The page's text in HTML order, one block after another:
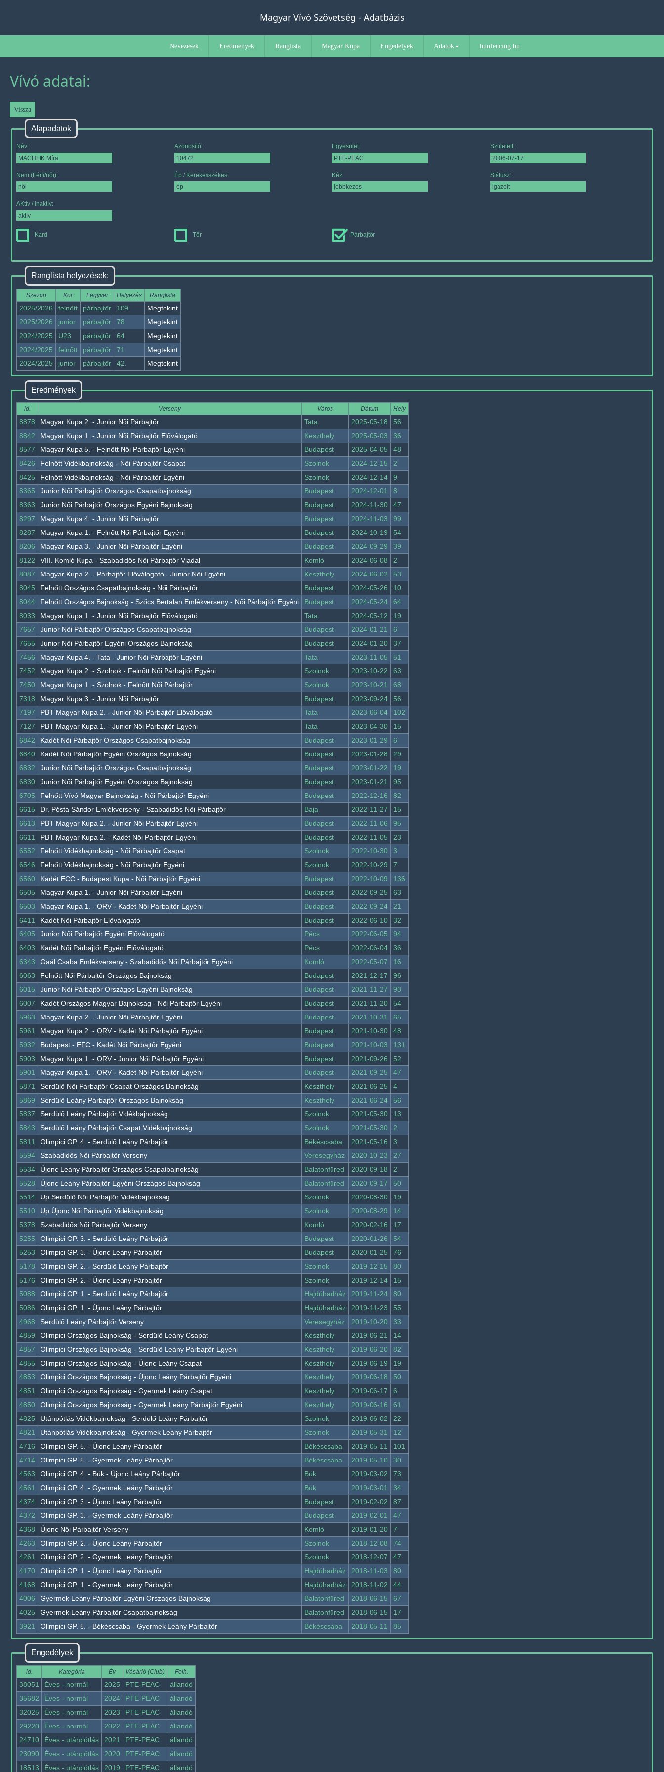
Magyar Vívó Szövetség - Adatbázis
Nevezések Eredmények Ranglista Magyar Kupa Engedélyek Adatok hunfencing.hu
Vívó adatai:
Alapadatok
Név: Azonosító: Egyesület: Született:
Nem (Férfi/női): Ép / Kerekesszékes: Kéz: Státusz:
AKtív / inaktív:
Kard Tőr Párbajtőr
Ranglista helyezések:
Szezon Kor Fegyver Helyezés Ranglista
2025/2026 felnőtt párbajtőr 109.
Megtekint
2025/2026
junior párbajtőr 78.
Megtekint
2024/2025
U23 párbajtőr 64.
Megtekint
2024/2025
felnőtt párbajtőr 71.
Megtekint
2024/2025
junior párbajtőr 42. Megtekint
Eredmények
id. Verseny Város Dátum Hely
8878 Magyar Kupa 2. - Junior Női Párbajtőr Tata 2025-05-18
56
8842
Magyar Kupa 1. - Junior Női Párbajtőr Előválogató Keszthely 2025-05-03
36
8577
Magyar Kupa 5. - Felnőtt Női Párbajtőr Egyéni Budapest 2025-04-05
48
8426
Felnőtt Vidékbajnokság - Női Párbajtőr Csapat Szolnok 2024-12-15
2
8425
Felnőtt Vidékbajnokság - Női Párbajtőr Egyéni Szolnok 2024-12-14
9
8365
Junior Női Párbajtőr Országos Csapatbajnokság Budapest 2024-12-01
8
8363
Junior Női Párbajtőr Országos Egyéni Bajnokság Budapest 2024-11-30
47
8297
Magyar Kupa 4. - Junior Női Párbajtőr Budapest 2024-11-03
99
8287
Magyar Kupa 1. - Felnőtt Női Párbajtőr Egyéni Budapest 2024-10-19
54
8206
Magyar Kupa 3. - Junior Női Párbajtőr Egyéni Budapest 2024-09-29
39
8122
VIII. Komló Kupa - Szabadidős Női Párbajtőr Viadal Komló 2024-06-08
2
8087
Magyar Kupa 2. - Párbajtőr Előválogató - Junior Női Egyéni Keszthely 2024-06-02
53
8045
Felnőtt Országos Csapatbajnokság - Női Párbajtőr Budapest 2024-05-26
10
8044
Felnőtt Országos Bajnokság - Szőcs Bertalan Emlékverseny - Női Párbajtőr Egyéni Budapest 2024-05-24
64
8033
Magyar Kupa 1. - Junior Női Párbajtőr Előválogató Tata 2024-05-12
19
7657
Junior Női Párbajtőr Országos Csapatbajnokság Budapest 2024-01-21
6
7655
Junior Női Párbajtőr Egyéni Országos Bajnokság Budapest 2024-01-20
37
7456
Magyar Kupa 4. - Tata - Junior Női Párbajtőr Egyéni Tata 2023-11-05
51
7452
Magyar Kupa 2. - Szolnok - Felnőtt Női Párbajtőr Egyéni Szolnok 2023-10-22
63
7450
Magyar Kupa 1. - Szolnok - Felnőtt Női Párbajtőr Szolnok 2023-10-21
68
7318
Magyar Kupa 3. - Junior Női Párbajtőr Budapest 2023-09-24
56
7197
PBT Magyar Kupa 2. - Junior Női Párbajtőr Előválogató Tata 2023-06-04
102
7127
PBT Magyar Kupa 1. - Junior Női Párbajtőr Egyéni Tata 2023-04-30
15
6842
Kadét Női Párbajtőr Országos Csapatbajnokság Budapest 2023-01-29
6
6840
Kadét Női Párbajtőr Egyéni Országos Bajnokság Budapest 2023-01-28
29
6832
Junior Női Párbajtőr Országos Csapatbajnokság Budapest 2023-01-22
19
6830
Junior Női Párbajtőr Egyéni Országos Bajnokság Budapest 2023-01-21
95
6705
Felnőtt Vívó Magyar Bajnokság - Női Párbajtőr Egyéni Budapest 2022-12-16
82
6615
Dr. Pósta Sándor Emlékverseny - Szabadidős Női Párbajtőr Baja 2022-11-27
15
6613
PBT Magyar Kupa 2. - Junior Női Párbajtőr Egyéni Budapest 2022-11-06
95
6611
PBT Magyar Kupa 2. - Kadét Női Párbajtőr Egyéni Budapest 2022-11-05
23
6552
Felnőtt Vidékbajnokság - Női Párbajtőr Csapat Szolnok 2022-10-30
3
6546
Felnőtt Vidékbajnokság - Női Párbajtőr Egyéni Szolnok 2022-10-29
7
6560
Kadét ECC - Budapest Kupa - Női Párbajtőr Egyéni Budapest 2022-10-09
136
6505
Magyar Kupa 1. - Junior Női Párbajtőr Egyéni Budapest 2022-09-25
63
6503
Magyar Kupa 1. - ORV - Kadét Női Párbajtőr Egyéni Budapest 2022-09-24
21
6411
Kadét Női Párbajtőr Előválogató Budapest 2022-06-10
32
6405
Junior Női Párbajtőr Egyéni Előválogató Pécs 2022-06-05
94
6403
Kadét Női Párbajtőr Egyéni Előválogató Pécs 2022-06-04
36
6343
Gaál Csaba Emlékverseny - Szabadidős Női Párbajtőr Egyéni Komló 2022-05-07
16
6063
Felnőtt Női Párbajtőr Országos Bajnokság Budapest 2021-12-17
96
6015
Junior Női Párbajtőr Országos Egyéni Bajnokság Budapest 2021-11-27
93
6007
Kadét Országos Magyar Bajnokság - Női Párbajtőr Egyéni Budapest 2021-11-20
54
5963
Magyar Kupa 2. - Junior Női Párbajtőr Egyéni Budapest 2021-10-31
65
5961
Magyar Kupa 2. - ORV - Kadét Női Párbajtőr Egyéni Budapest 2021-10-30
48
5932
Budapest - EFC - Kadét Női Párbajtőr Egyéni Budapest 2021-10-03
131
5903
Magyar Kupa 1. - ORV - Junior Női Párbajtőr Egyéni Budapest 2021-09-26
52
5901
Magyar Kupa 1. - ORV - Kadét Női Párbajtőr Egyéni Budapest 2021-09-25
47
5871
Serdülő Női Párbajtőr Csapat Országos Bajnokság Keszthely 2021-06-25
4
5869
Serdülő Leány Párbajtőr Országos Bajnokság Keszthely 2021-06-24
56
5837
Serdülő Leány Párbajtőr Vidékbajnokság Szolnok 2021-05-30
13
5843
Serdülő Leány Párbajtőr Csapat Vidékbajnokság Szolnok 2021-05-30
2
5811
Olimpici GP. 4. - Serdülő Leány Párbajtőr Békéscsaba 2021-05-16
3
5594
Szabadidős Női Párbajtőr Verseny Veresegyház 2020-10-23
27
5534
Újonc Leány Párbajtőr Országos Csapatbajnokság Balatonfüred 2020-09-18
2
5528
Újonc Leány Párbajtőr Egyéni Országos Bajnokság Balatonfüred 2020-09-17
50
5514
Up Serdülő Női Párbajtőr Vidékbajnokság Szolnok 2020-08-30
19
5510
Up Újonc Női Párbajtőr Vidékbajnokság Szolnok 2020-08-29
14
5378
Szabadidős Női Párbajtőr Verseny Komló 2020-02-16
17
5255
Olimpici GP. 3. - Serdülő Leány Párbajtőr Budapest 2020-01-26
54
5253
Olimpici GP. 3. - Újonc Leány Párbajtőr Budapest 2020-01-25
76
5178
Olimpici GP. 2. - Serdülő Leány Párbajtőr Szolnok 2019-12-15
80
5176
Olimpici GP. 2. - Újonc Leány Párbajtőr Szolnok 2019-12-14
15
5088
Olimpici GP. 1. - Serdülő Leány Párbajtőr Hajdúhadház 2019-11-24
80
5086
Olimpici GP. 1. - Újonc Leány Párbajtőr Hajdúhadház 2019-11-23
55
4968
Serdülő Leány Párbajtőr Verseny Veresegyház 2019-10-20
33
4859
Olimpici Országos Bajnokság - Serdülő Leány Csapat Keszthely 2019-06-21
14
4857
Olimpici Országos Bajnokság - Serdülő Leány Párbajtőr Egyéni Keszthely 2019-06-20
82
4855
Olimpici Országos Bajnokság - Újonc Leány Csapat Keszthely 2019-06-19
19
4853
Olimpici Országos Bajnokság - Újonc Leány Párbajtőr Egyéni Keszthely 2019-06-18
50
4851
Olimpici Országos Bajnokság - Gyermek Leány Csapat Keszthely 2019-06-17
6
4850
Olimpici Országos Bajnokság - Gyermek Leány Párbajtőr Egyéni Keszthely 2019-06-16
61
4825
Utánpótlás Vidékbajnokság - Serdülő Leány Párbajtőr Szolnok 2019-06-02
22
4821
Utánpótlás Vidékbajnokság - Gyermek Leány Párbajtőr Szolnok 2019-05-31
12
4716
Olimpici GP. 5. - Újonc Leány Párbajtőr Békéscsaba 2019-05-11
101
4714
Olimpici GP. 5. - Gyermek Leány Párbajtőr Békéscsaba 2019-05-10
30
4563
Olimpici GP. 4. - Bük - Újonc Leány Párbajtőr Bük 2019-03-02
73
4561
Olimpici GP. 4. - Gyermek Leány Párbajtőr Bük 2019-03-01
34
4374
Olimpici GP. 3. - Újonc Leány Párbajtőr Budapest 2019-02-02
87
4372
Olimpici GP. 3. - Gyermek Leány Párbajtőr Budapest 2019-02-01
47
4368
Újonc Női Párbajtőr Verseny Komló 2019-01-20
7
4263
Olimpici GP. 2. - Újonc Leány Párbajtőr Szolnok 2018-12-08
74
4261
Olimpici GP. 2. - Gyermek Leány Párbajtőr Szolnok 2018-12-07
47
4170
Olimpici GP. 1. - Újonc Leány Párbajtőr Hajdúhadház 2018-11-03
80
4168
Olimpici GP. 1. - Gyermek Leány Párbajtőr Hajdúhadház 2018-11-02
44
4006
Gyermek Leány Párbajtőr Egyéni Országos Bajnokság Balatonfüred 2018-06-15
67
4025
Gyermek Leány Párbajtőr Csapatbajnokság Balatonfüred 2018-06-15
17
3921
Olimpici GP. 5. - Békéscsaba - Gyermek Leány Párbajtőr Békéscsaba 2018-05-11 85
Engedélyek
id. Kategória Év Vásárló (Club) Felh.
38051 Éves - normál 2025 PTE-PEAC
állandó
35682
Éves - normál 2024 PTE-PEAC
állandó
32025
Éves - normál 2023 PTE-PEAC
állandó
29220
Éves - normál 2022 PTE-PEAC
állandó
24710
Éves - utánpótlás 2021 PTE-PEAC
állandó
23090
Éves - utánpótlás 2020 PTE-PEAC
állandó
18513
Éves - utánpótlás 2019 PTE-PEAC állandó